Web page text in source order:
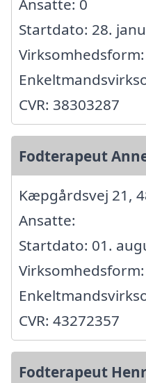
Ansatte: 0
Startdato: 28.
Virksomhedsform:
CVR: 38303287
Fodterapeut
Kæpgårdsvej 21,
Ansatte:
Startdato: 01.
Virksomhedsform:
CVR: 43272357
Fodterapeut